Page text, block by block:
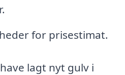
for prisestimat.
lagt nyt gulv i